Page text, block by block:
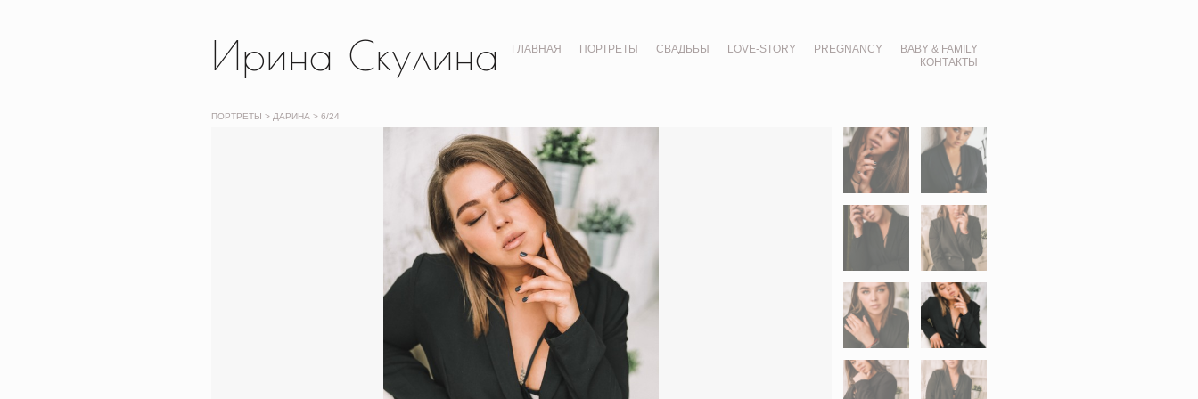
Ирина Скулина ГЛАВНАЯ ПОРТРЕТЫ СВАДЬБЫ LOVE-STORY PREGNANCY
BABY & FAMILY
КОНТАКТЫ
ПОРТРЕТЫ > ДАРИНА > 6/24